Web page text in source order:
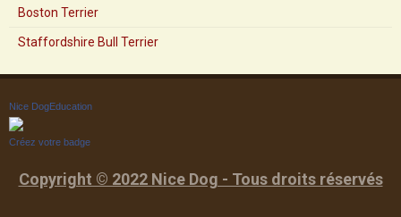
Boston Terrier
Staffordshire Bull Terrier
Nice DogEducation
Créez votre badge
Copyright © 2022 Nice Dog - Tous droits réservés